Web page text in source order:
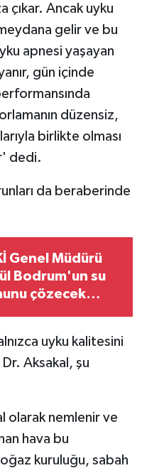
çıkar. Ancak uyku
gelir ve bu
apnesi yaşayan
gün içinde
düzensiz,
birlikte olması
dedi.
da beraberinde
Genel Müdürü
Bodrum'un su
çözecek
uyku kalitesini
Aksakal, şu
olarak nemlenir ve
hava bu
kuruluğu, sabah